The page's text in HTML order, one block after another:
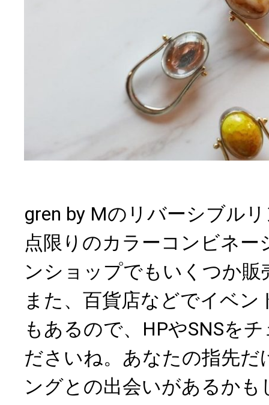
gren by Mのリバーシブル
点限りのカラーコンビネー
ンショップでもいくつか
また、百貨店などでイベン
もあるので、HPやSNSを
ださいね。あなたの指先だ
ングとの出会いがあるかも